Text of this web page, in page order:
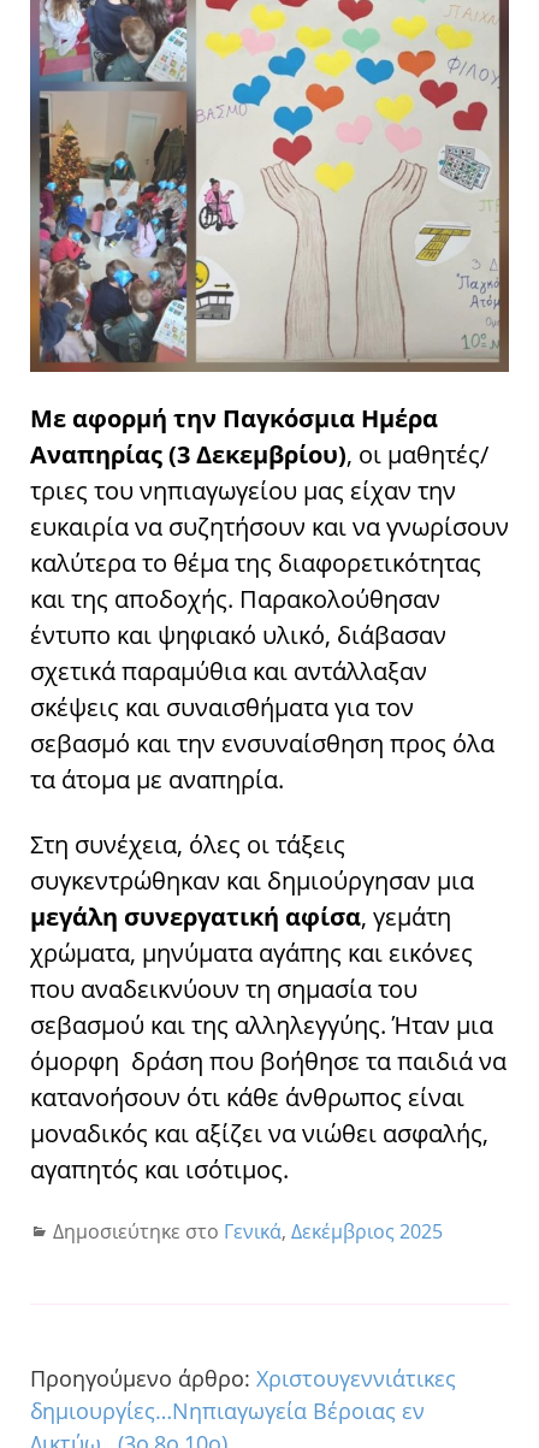
Με αφορμή την Παγκόσμια Ημέρα
Αναπηρίας (3 Δεκεμβρίου), οι μαθητές/
τριες του νηπιαγωγείου μας είχαν την
ευκαιρία να συζητήσουν και να γνωρίσουν
καλύτερα το θέμα της διαφορετικότητας
και της αποδοχής. Παρακολούθησαν
έντυπο και ψηφιακό υλικό, διάβασαν
σχετικά παραμύθια και αντάλλαξαν
σκέψεις και συναισθήματα για τον
σεβασμό και την ενσυναίσθηση προς όλα
τα άτομα με αναπηρία.
Στη συνέχεια, όλες οι τάξεις
συγκεντρώθηκαν και δημιούργησαν μια
μεγάλη συνεργατική αφίσα, γεμάτη
χρώματα, μηνύματα αγάπης και εικόνες
που αναδεικνύουν τη σημασία του
σεβασμού και της αλληλεγγύης. Ήταν μια
όμορφη δράση που βοήθησε τα παιδιά να
κατανοήσουν ότι κάθε άνθρωπος είναι
μοναδικός και αξίζει να νιώθει ασφαλής,
αγαπητός και ισότιμος.
Δημοσιεύτηκε στο Γενικά, Δεκέμβριος 2025
Προηγούμενο άρθρο: Xριστουγεννιάτικες
δημιουργίες…Νηπιαγωγεία Βέροιας εν